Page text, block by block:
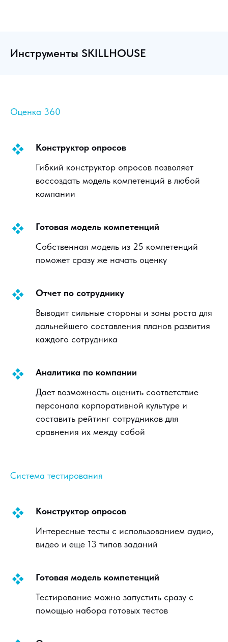
Инструменты SKILLHOUSE
Оценка 360
Конструктор опросов
Гибкий конструктор опросов позволяет
воссоздать модель компетенций в любой
компании
Готовая модель компетенций
Собственная модель из 25 компетенций
поможет сразу же начать оценку
Отчет по сотруднику
Выводит сильные стороны и зоны роста для
дальнейшего составления планов развития
каждого сотрудника
Аналитика по компании
Дает возможность оценить соответствие
персонала корпоративной культуре и
составить рейтинг сотрудников для
сравнения их между собой
Система тестирования
Конструктор опросов
Интересные тесты с использованием аудио,
видео и еще 13 типов заданий
Готовая модель компетенций
Тестирование можно запустить сразу с
помощью набора готовых тестов